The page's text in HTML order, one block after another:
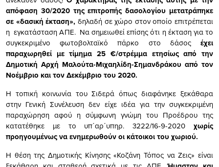
απόφαση 30/2020 της επιτροπής δασολογίου μετατράπηκε
σε «δασική έκταση», δηλαδή σε χώρο στον οποίο επιτρέπεται
η εγκατάσταση ΑΠΕ. Να σημειωθεί επίσης ότι η έκταση για το
συγκεκριμένο φωτοβολταϊκό πάρκο στο δάσος έχει
παραχωρηθεί με τίμημα 25 €/στρέμμα ετησίως από την
Δημοτική Αρχή Μαλούτα-Μιχαηλίδη-Σημανδράκου από τον
Νοέμβριο και τον Δεκέμβριο του 2020.
Η τοπική κοινωνία του Σιδερά όπως διαφάνηκε ξεκάθαρα
στην Γενική Συνέλευση δεν είχε ιδέα για την συγκεκριμένη
παραχώρηση αφού η σύμφωνη γνώμη του Προέδρου της
κατατέθηκε με το υπ΄αρ΄υπηρ. 3222/16-9-2020 χωρίς
προηγουμένως να ενημερωθούν οι κάτοικοι του χωριού.
Η θέση της Δημοτικής Κίνησης «Κοζάνη Τόπος να Ζεις» είναι